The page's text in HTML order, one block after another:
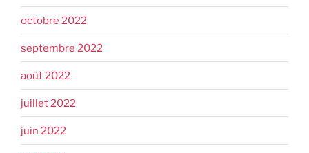
octobre 2022
septembre 2022
août 2022
juillet 2022
juin 2022